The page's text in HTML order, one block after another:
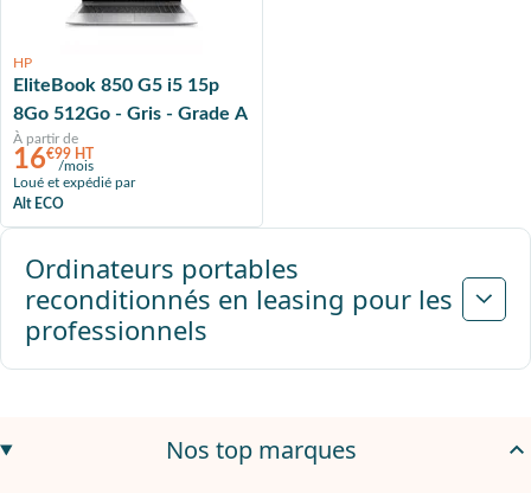
HP
EliteBook 850 G5 i5 15p
8Go 512Go - Gris - Grade A
À partir de
16€99 HT
/mois
Loué et expédié par
Alt ECO
Ordinateurs portables
reconditionnés en leasing pour les
professionnels
Nos top marques